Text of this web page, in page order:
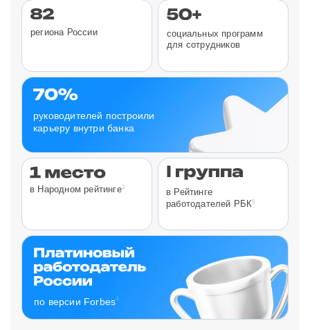
региона России
социальных программ
для сотрудников
руководителей построили
карьеру внутри банка
в Народном рейтинге3
по версии Forbes4
в Рейтинге
работодателей РБК5